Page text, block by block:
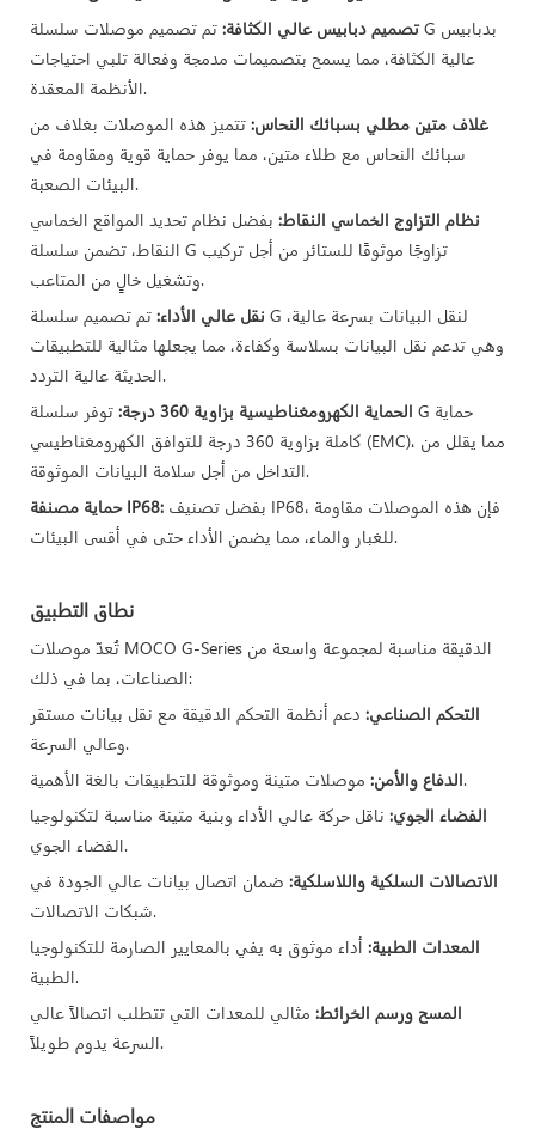
توفر موصلات النقل الدقيقة عالية الكثافة
وعالية السرعة من سلسلة G المطورة حديثًا
من MOCO أداءً متميزًا وتعدد استخدامات،
مما يجعلها خيارًا رئيسيًا في مختلف
القطاعات ذات الطلب العالي.
تصميم دبابيس عالي الكثافة: تم تصميم موصلات سلسلة G بدبابيس
عالية الكثافة، مما يسمح بتصميمات مدمجة وفعالة تلبي احتياجات
الأنظمة المعقدة.
غلاف متين مطلي بسبائك النحاس: تتميز هذه الموصلات بغلاف من
سبائك النحاس مع طلاء متين، مما يوفر حماية قوية ومقاومة في
البيئات الصعبة.
نظام التزاوج الخماسي النقاط: بفضل نظام تحديد المواقع الخماسي
النقاط، تضمن سلسلة G تزاوجًا موثوقًا للستائر من أجل تركيب
وتشغيل خالٍ من المتاعب.
نقل عالي الأداء: تم تصميم سلسلة G لنقل البيانات بسرعة عالية،
وهي تدعم نقل البيانات بسلاسة وكفاءة، مما يجعلها مثالية للتطبيقات
الحديثة عالية التردد.
الحماية الكهرومغناطيسية بزاوية 360 درجة:
توفر سلسلة G حماية
كاملة بزاوية 360 درجة للتوافق الكهرومغناطيسي (EMC)، مما يقلل من
التداخل من أجل سلامة البيانات الموثوقة.
حماية مصنفة IP68:
للغبار والماء، مما يضمن الأداء حتى في أقسى البيئات.
نطاق التطبيق
تُعدّ موصلات MOCO G-Series الدقيقة مناسبة لمجموعة واسعة من
الصناعات، بما في ذلك:
التحكم الصناعي: دعم أنظمة التحكم الدقيقة مع نقل بيانات مستقر
وعالي السرعة.
الدفاع والأمن:موصلات متينة وموثوقة للتطبيقات بالغة الأهمية.
الفضاء الجوي: ناقل حركة عالي الأداء وبنية متينة مناسبة لتكنولوجيا
الفضاء الجوي.
الاتصالات السلكية واللاسلكية: ضمان اتصال بيانات عالي الجودة في
شبكات الاتصالات.
المعدات الطبية: أداء موثوق به يفي بالمعايير الصارمة للتكنولوجيا
الطبية.
المسح ورسم الخرائط: مثالي للمعدات التي تتطلب اتصالاً عالي
السرعة يدوم طويلاً.
مواصفات المنتج